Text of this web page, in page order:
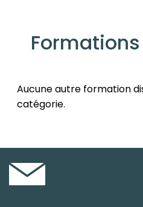
Aucune autre formation
catégorie.